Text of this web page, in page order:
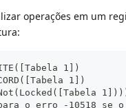
operações em um
1])
1])
o erro -10518 se o